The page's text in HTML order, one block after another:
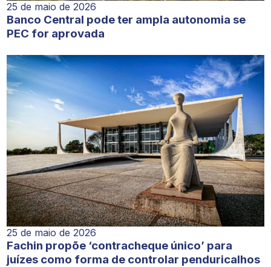
25 de maio de 2026
Banco Central pode ter ampla autonomia se
PEC for aprovada
25 de maio de 2026
Fachin propõe ‘contracheque único’ para
juízes como forma de controlar penduricalhos